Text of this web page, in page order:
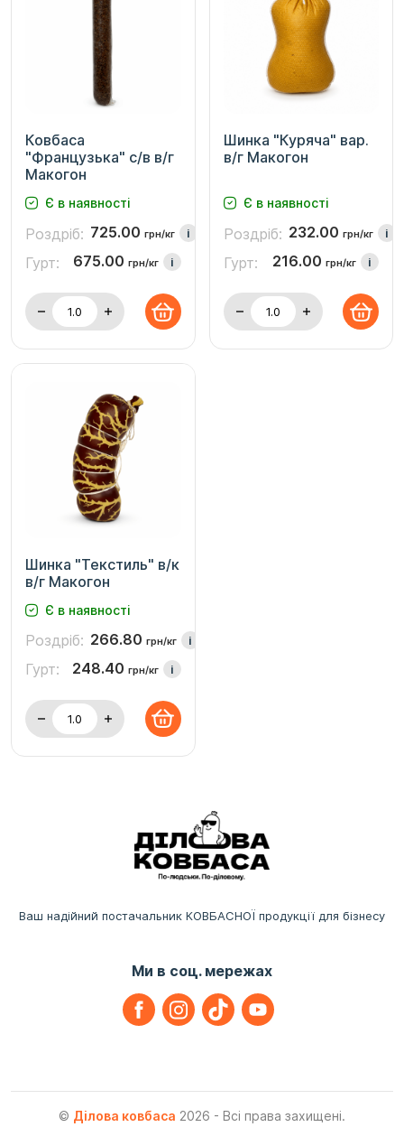
Ковбаса
"Французька" с/в в/г
Макогон
Є в наявності
Роздріб: 725.00 грн/кг i
Гурт: 675.00 грн/кг i
Шинка "Куряча" вар.
в/г Макогон
Є в наявності
Роздріб: 232.00 грн/кг i
Гурт: 216.00 грн/кг i
Шинка "Текстиль" в/к
в/г Макогон
Є в наявності
Роздріб: 266.80 грн/кг i
Гурт: 248.40 грн/кг i
Ваш надійний постачальник КОВБАСНОЇ продукції для бізнесу
Ми в соц. мережах
© Ділова ковбаса 2026 - Всі права захищені.